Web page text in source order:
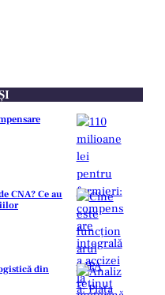
CNA? Ce au
din